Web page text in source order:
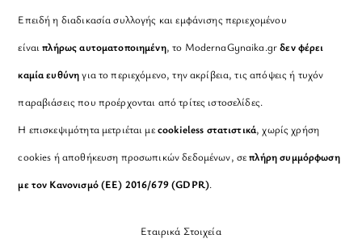
Επειδή η διαδικασία συλλογής και εμφάνισης περιεχομένου
είναιπλήρως αυτοματοποιημένη, το ModernaGynaika.grδεν φέρει
καμία ευθύνηγια το περιεχόμενο, την ακρίβεια, τις απόψεις ή τυχόν
παραβιάσεις που προέρχονται από τρίτες ιστοσελίδες.
Η επισκεψιμότητα μετριέται μεcookieless στατιστικά, χωρίς χρήση
cookies ή αποθήκευση προσωπικών δεδομένων, σεπλήρη συμμόρφωση
με τον Κανονισμό (ΕΕ) 2016/679 (GDPR).
Εταιρικά Στοιχεία